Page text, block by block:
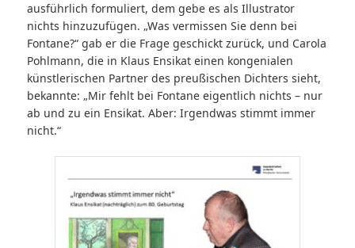
ausführlich formuliert, dem gebe es als Illustrator
nichts hinzuzufügen. „Was vermissen Sie denn bei
Fontane?“ gab er die Frage geschickt zurück, und Carola
Pohlmann, die in Klaus Ensikat einen kongenialen
künstlerischen Partner des preußischen Dichters sieht,
bekannte: „Mir fehlt bei Fontane eigentlich nichts – nur
ab und zu ein Ensikat. Aber: Irgendwas stimmt immer
nicht.“